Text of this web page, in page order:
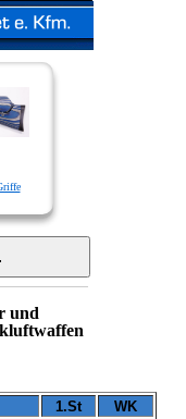
und
1.St WK